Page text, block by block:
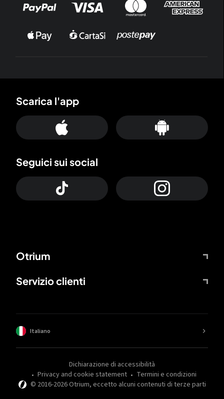
Otrium
Servizio clienti
Scarica l'app
Seguici sui social
© 2016-2026Otrium, eccetto alcuni contenuti di terze parti
Dichiarazione di accessibilità
Privacy and cookie statement
Termini e condizioni
Italiano